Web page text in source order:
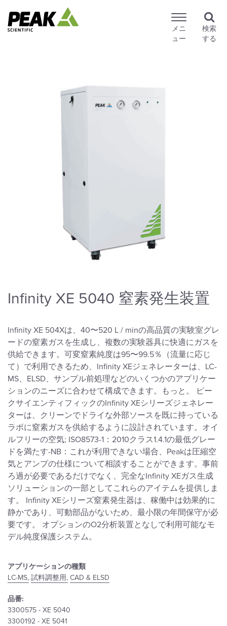
メニ
ュー
検索
する
アプリケーションの種類
LC-MS, 試料調整用, CAD & ELSD
品番:
3300575 - XE 5040
3300192 - XE 5041
Infinity XE 5040 窒素発生装置
Infinity XE 504Xは、40〜520 L / minの高品質の実験室グレ
ードの窒素ガスを生成し、複数の実験器具に快適にガスを
供給できます。可変窒素純度は95〜99.5％（流量に応じ
て）で利用できるため、Infinity XEジェネレーターは、LC-
MS、ELSD、サンプル前処理などのいくつかのアプリケー
ションのニーズに合わせて構成できます。もっと。 ピー
クサイエンティフィックのInfinity XEシリーズジェネレー
ターは、クリーンでドライな外部ソースを既に持っている
ラボに窒素ガスを供給するように設計されています。オイ
ルフリーの空気; ISO8573-1：2010クラス1.4.1の最低グレー
ドを満たす-NB：これが利用できない場合、Peakは圧縮空
気とアンプの仕様について相談することができます。事前
ろ過が必要であるだけでなく、完全なInfinity XEガス生成
ソリューションの一部としてこれらのアイテムを提供しま
す。 Infinity XEシリーズ窒素発生器は、稼働中は効果的に
静かであり、可動部品がないため、最小限の年間保守が必
要です。 オプションのO2分析装置となしで利用可能なモ
デル純度保護システム。